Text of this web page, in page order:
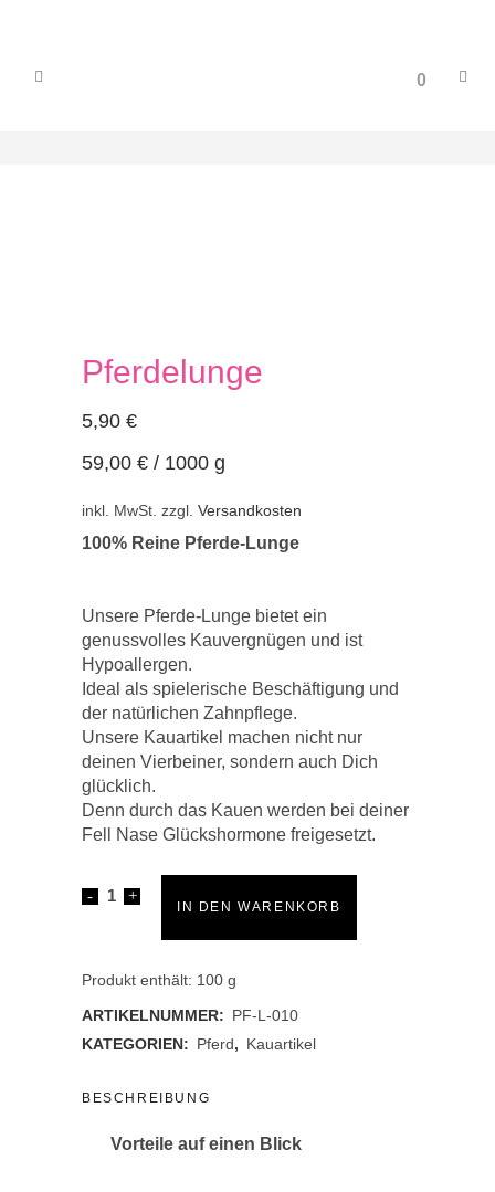
0
Pferdelunge
5,90 €
59,00 € / 1000 g
inkl. MwSt. zzgl. Versandkosten
100% Reine Pferde-Lunge
Unsere Pferde-Lunge bietet ein
genussvolles Kauvergnügen und ist
Hypoallergen.
Ideal als spielerische Beschäftigung und
der natürlichen Zahnpflege.
Unsere Kauartikel machen nicht nur
deinen Vierbeiner, sondern auch Dich
glücklich.
Denn durch das Kauen werden bei deiner
Fell Nase Glückshormone freigesetzt.
Pferdelunge
IN DEN WARENKORB
Produkt enthält: 100 g
ARTIKELNUMMER: PF-L-010
KATEGORIEN: Pferd, Kauartikel
BESCHREIBUNG
Vorteile auf einen Blick